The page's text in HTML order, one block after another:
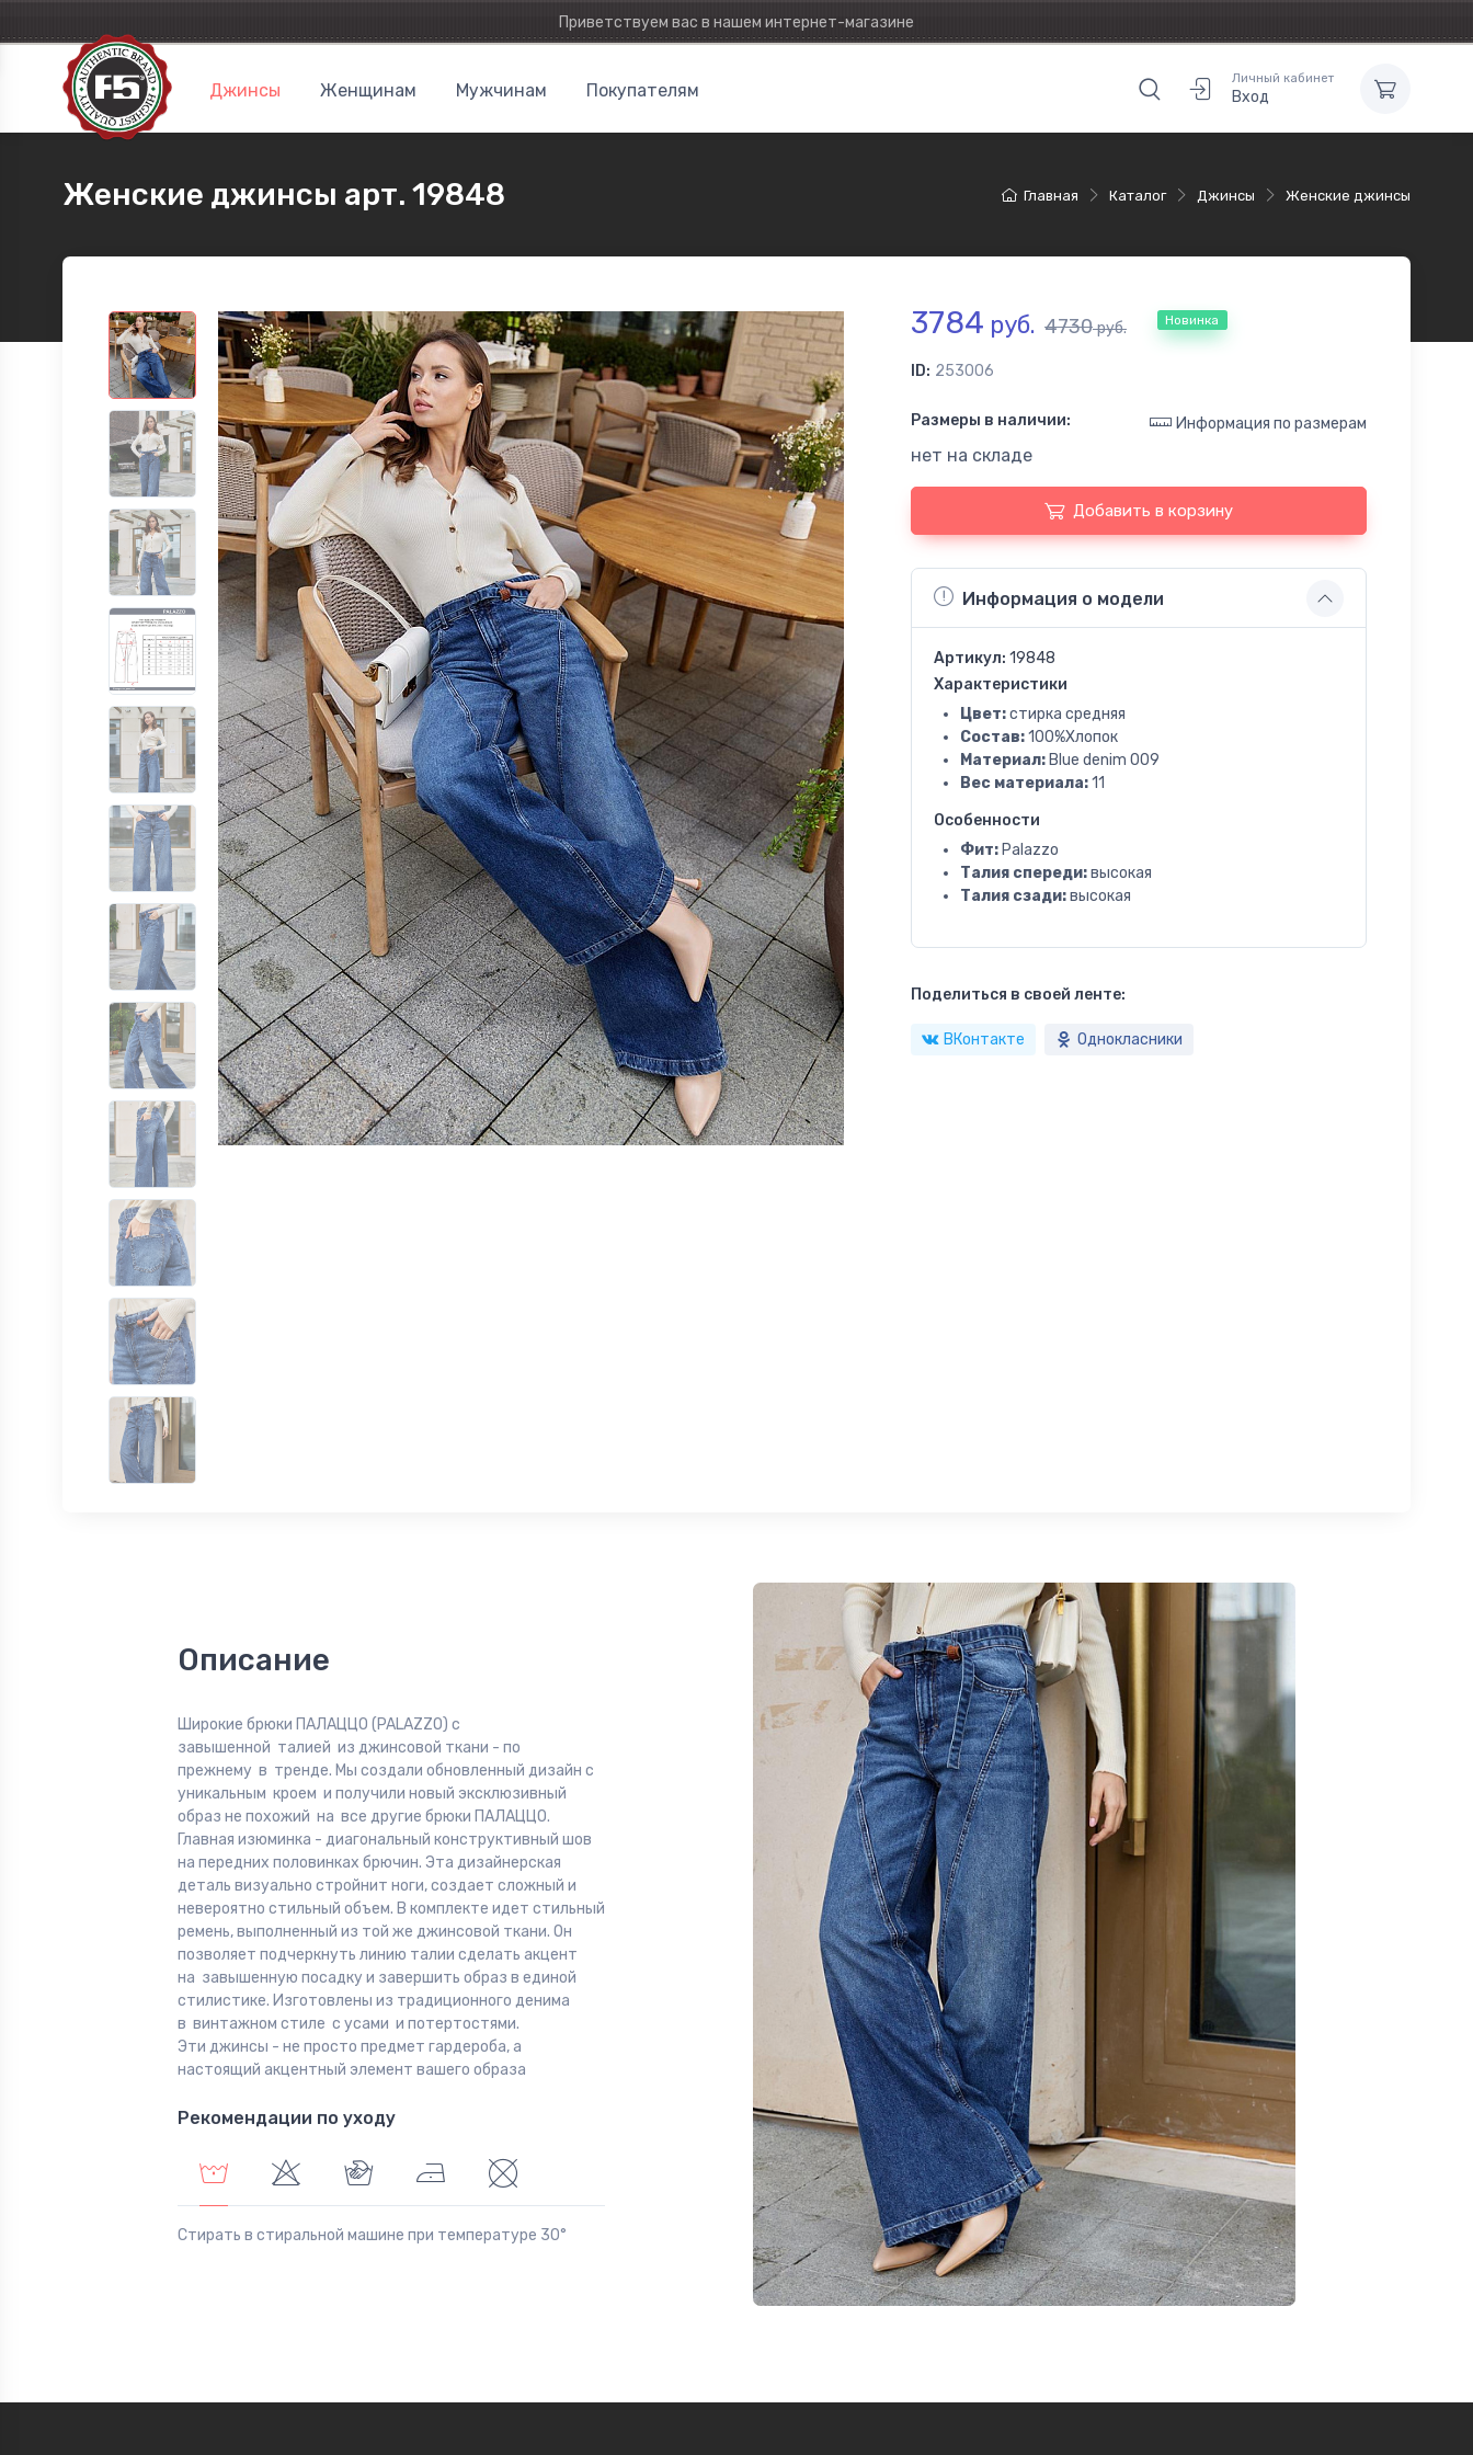
Приветствуем вас в нашем интернет-магазине
Личный кабинет
Вход
Джинсы Женщинам Мужчинам Покупателям
Главная Каталог Джинсы Женские джинсы
Женские джинсы арт. 19848
3784 руб. 4730руб. Новинка
ID: 253006
Размеры в наличии: Информация по размерам
нет на складе
Добавить в корзину
Информация о модели
Артикул: 19848
Характеристики
Цвет:стирка средняя
Состав:100%Хлопок
Материал:Blue denim 009
Вес материала:11
Особенности
Фит:Palazzo
Талия спереди:высокая
Талия сзади:высокая
Поделиться в своей ленте:
ВКонтакте Однокласники
Описание
Широкие брюки ПАЛАЦЦО (PALAZZO) с
завышенной талией из джинсовой ткани - по
прежнему в тренде. Мы создали обновленный дизайн с
уникальным кроем и получили новый эксклюзивный
образ не похожий на все другие брюки ПАЛАЦЦО.
Главная изюминка - диагональный конструктивный шов
на передних половинках брючин. Эта дизайнерская
деталь визуально стройнит ноги, создает сложный и
невероятно стильный объем. В комплекте идет стильный
ремень, выполненный из той же джинсовой ткани. Он
позволяет подчеркнуть линию талии сделать акцент
на завышенную посадку и завершить образ в единой
стилистике. Изготовлены из традиционного денима
в винтажном стиле с усами и потертостями.
Эти джинсы - не просто предмет гардероба, а
настоящий акцентный элемент вашего образа
Рекомендации по уходу
Стирать в стиральной машине при температуре 30°